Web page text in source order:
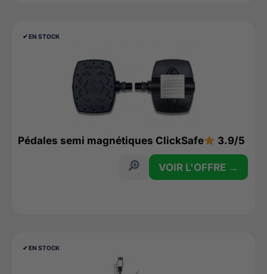
✔︎ EN STOCK
Pédales semi magnétiques ClickSafe 3.9/5
VOIR L'OFFRE →
✔︎ EN STOCK